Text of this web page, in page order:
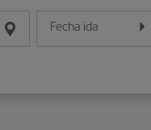
Fecha ida
Introduce la fecha en